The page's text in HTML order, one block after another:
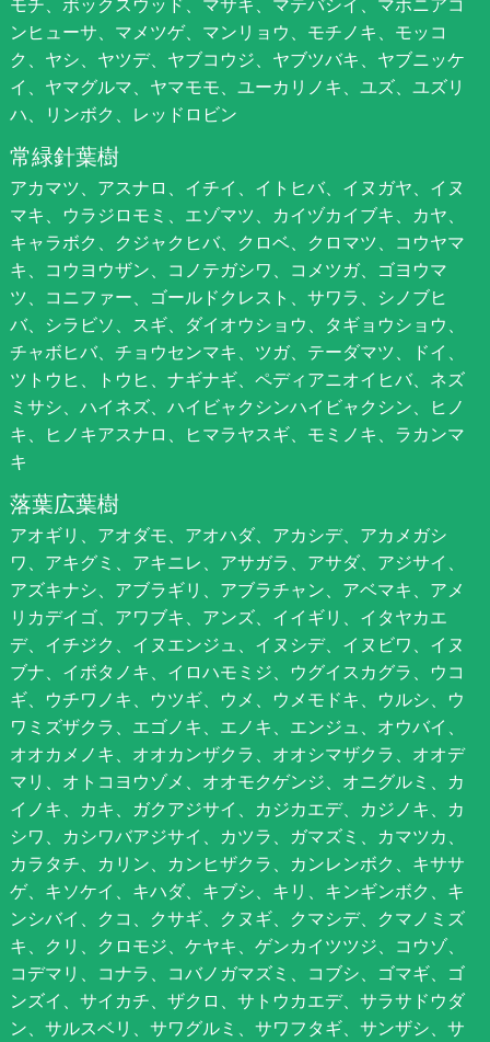
ンヒューサ、マメツゲ、マンリョウ、モチノキ、モッコ
ク、ヤシ、ヤツデ、ヤブコウジ、ヤブツバキ、ヤブニッケ
イ、ヤマグルマ、ヤマモモ、ユーカリノキ、ユズ、ユズリ
ハ、リンボク、レッドロビン
常緑針葉樹
アカマツ、アスナロ、イチイ、イトヒバ、イヌガヤ、イヌ
マキ、ウラジロモミ、エゾマツ、カイヅカイブキ、カヤ、
キャラボク、クジャクヒバ、クロベ、クロマツ、コウヤマ
キ、コウヨウザン、コノテガシワ、コメツガ、ゴヨウマ
ツ、コニファー、ゴールドクレスト、サワラ、シノブヒ
バ、シラビソ、スギ、ダイオウショウ、タギョウショウ、
チャボヒバ、チョウセンマキ、ツガ、テーダマツ、ドイ、
ツトウヒ、トウヒ、ナギナギ、ペディアニオイヒバ、ネズ
ミサシ、ハイネズ、ハイビャクシンハイビャクシン、ヒノ
キ、ヒノキアスナロ、ヒマラヤスギ、モミノキ、ラカンマ
キ
落葉広葉樹
アオギリ、アオダモ、アオハダ、アカシデ、アカメガシ
ワ、アキグミ、アキニレ、アサガラ、アサダ、アジサイ、
アズキナシ、アブラギリ、アブラチャン、アベマキ、アメ
リカデイゴ、アワブキ、アンズ、イイギリ、イタヤカエ
デ、イチジク、イヌエンジュ、イヌシデ、イヌビワ、イヌ
ブナ、イボタノキ、イロハモミジ、ウグイスカグラ、ウコ
ギ、ウチワノキ、ウツギ、ウメ、ウメモドキ、ウルシ、ウ
ワミズザクラ、エゴノキ、エノキ、エンジュ、オウバイ、
オオカメノキ、オオカンザクラ、オオシマザクラ、オオデ
マリ、オトコヨウゾメ、オオモクゲンジ、オニグルミ、カ
イノキ、カキ、ガクアジサイ、カジカエデ、カジノキ、カ
シワ、カシワバアジサイ、カツラ、ガマズミ、カマツカ、
カラタチ、カリン、カンヒザクラ、カンレンボク、キササ
ゲ、キソケイ、キハダ、キブシ、キリ、キンギンボク、キ
ンシバイ、クコ、クサギ、クヌギ、クマシデ、クマノミズ
キ、クリ、クロモジ、ケヤキ、ゲンカイツツジ、コウゾ、
コデマリ、コナラ、コバノガマズミ、コブシ、ゴマギ、ゴ
ンズイ、サイカチ、ザクロ、サトウカエデ、サラサドウダ
ン、サルスベリ、サワグルミ、サワフタギ、サンザシ、サ